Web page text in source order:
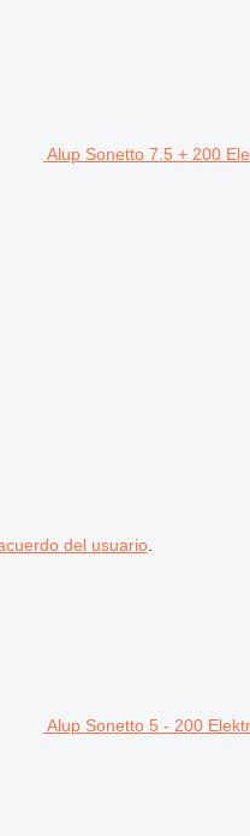
Alup Sonetto 7.5 + 200
del usuario.
Alup Sonetto 5 - 200